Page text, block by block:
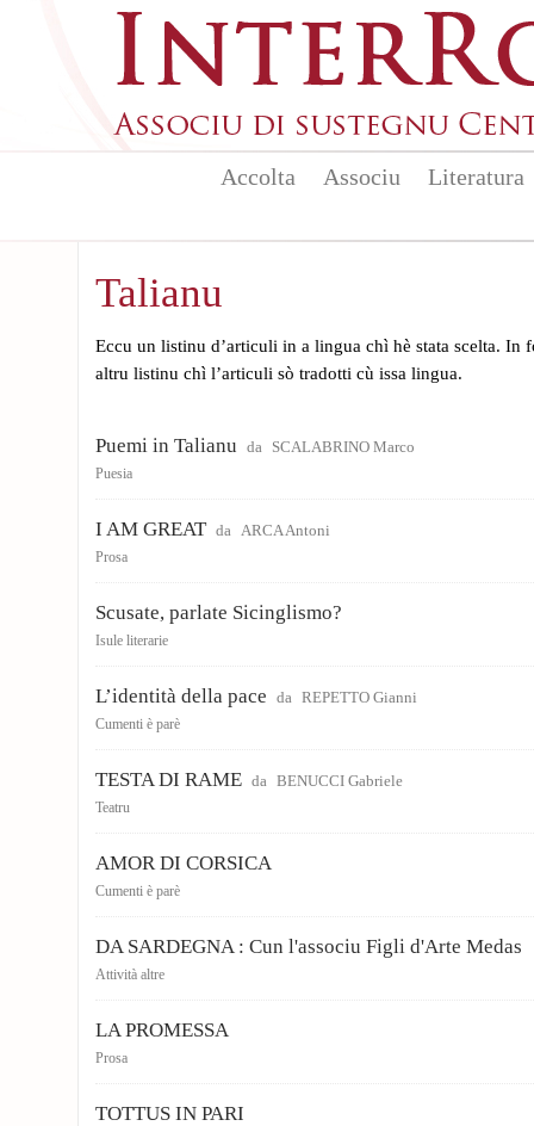
Accolta Associu Literatura
Talianu
Eccu un listinu d’articuli in a lingua chì hè stata scelta. In
altru listinu chì l’articuli sò tradotti cù issa lingua.
Puemi in Talianu da SCALABRINO Marco
Puesia
I AM GREAT da ARCA Antoni
Prosa
Scusate, parlate Sicinglismo?
Isule literarie
L’identità della pace da REPETTO Gianni
Cumenti è parè
TESTA DI RAME da BENUCCI Gabriele
Teatru
AMOR DI CORSICA
Cumenti è parè
DA SARDEGNA : Cun l'associu Figli d'Arte Medas
Attività altre
LA PROMESSA
Prosa
TOTTUS IN PARI